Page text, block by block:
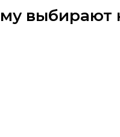
выбирают